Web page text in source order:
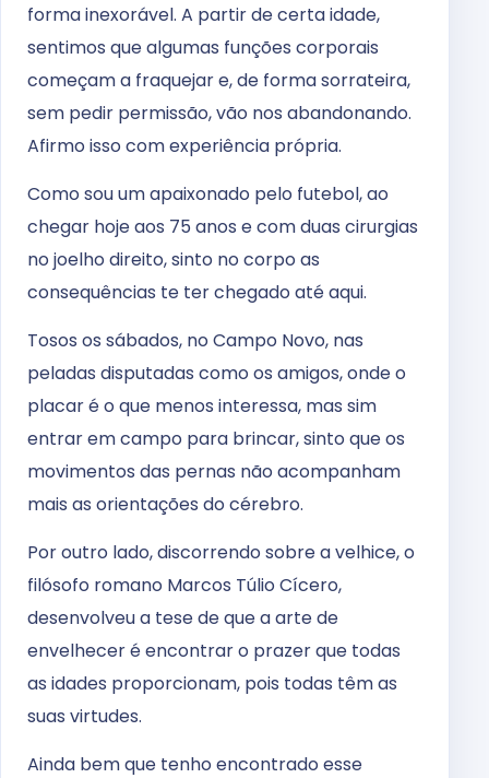
forma inexorável. A partir de certa idade,
sentimos que algumas funções corporais
começam a fraquejar e, de forma sorrateira,
sem pedir permissão, vão nos abandonando.
Afirmo isso com experiência própria.
Como sou um apaixonado pelo futebol, ao
chegar hoje aos 75 anos e com duas cirurgias
no joelho direito, sinto no corpo as
consequências te ter chegado até aqui.
Tosos os sábados, no Campo Novo, nas
peladas disputadas como os amigos, onde o
placar é o que menos interessa, mas sim
entrar em campo para brincar, sinto que os
movimentos das pernas não acompanham
mais as orientações do cérebro.
Por outro lado, discorrendo sobre a velhice, o
filósofo romano Marcos Túlio Cícero,
desenvolveu a tese de que a arte de
envelhecer é encontrar o prazer que todas
as idades proporcionam, pois todas têm as
suas virtudes.
Ainda bem que tenho encontrado esse